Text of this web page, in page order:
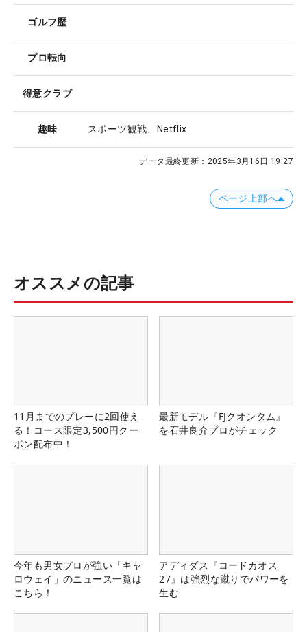
ゴルフ歴
プロ転向
得意クラブ
趣味 スポーツ観戦、Netflix
データ最終更新： 2025年3月16日 19:27
ページ上部へ
オススメの記事
11月までのプレーに2回使え
る！コース限定3,500円クー
ポン配布中！
最新モデル『FJクオンタム』
を石井良介プロがチェック
今年も男女プロが強い「キャ
ロウェイ」のニュース一覧は
こちら！
アディダス『コードカオス
27』は強烈な蹴りでパワーを
生む